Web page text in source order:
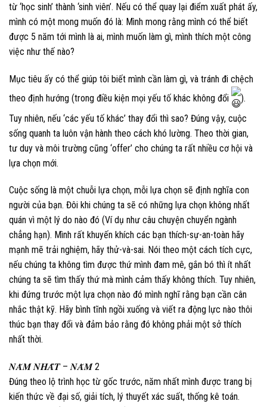
từ ‘học sinh’ thành ‘sinh viên’. Nếu có thể quay lại điểm xuất phát ấy,
mình có một mong muốn đó là: Mình mong rằng mình có thể biết
được 5 năm tới mình là ai, mình muốn làm gì, mình thích một công
việc như thế nào?
Mục tiêu ấy có thể giúp tôi biết mình cần làm gì, và tránh đi chệch
theo định hướng (trong điều kiện mọi yếu tố khác không đổi
).
Tuy nhiên, nếu ‘các yếu tố khác’ thay đổi thì sao? Đúng vậy, cuộc
sống quanh ta luôn vận hành theo cách khó lường. Theo thời gian,
tư duy và môi trường cũng ‘offer’ cho chúng ta rất nhiều cơ hội và
lựa chọn mới.
Cuộc sống là một chuỗi lựa chọn, mỗi lựa chọn sẽ định nghĩa con
người của bạn. Đôi khi chúng ta sẽ có những lựa chọn không nhất
quán vì một lý do nào đó (Ví dụ như câu chuyện chuyển ngành
chẳng hạn). Mình rất khuyến khích các bạn thích-sự-an-toàn hãy
mạnh mẽ trải nghiệm, hãy thử-và-sai. Nói theo một cách tích cực,
nếu chúng ta không tìm được thứ mình đam mê, gắn bó thì ít nhất
chúng ta sẽ tìm thấy thứ mà mình cảm thấy không thích. Tuy nhiên,
khi đứng trước một lựa chọn nào đó mình nghĩ rằng bạn cần cân
nhắc thật kỹ. Hãy bình tĩnh ngồi xuống và viết ra động lực nào thôi
thúc bạn thay đổi và đảm bảo rằng đó không phải một sở thích
nhất thời.
𝑵𝑨̆𝑴 𝑵𝑯𝑨̂́𝑻 – 𝑵𝑨̆𝑴 2
Đúng theo lộ trình học từ gốc trước, năm nhất mình được trang bị
kiến thức về đại số, giải tích, lý thuyết xác suất, thống kê toán.